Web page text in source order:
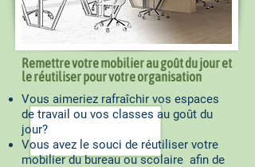
Remettre votre mobilier au goût du jour et
le réutiliser pour votre organisation
Vous aimeriez rafraîchir vos espaces
de travail ou vos classes au goût du
jour?
Vous avez le souci de réutiliser votre
mobilier du bureau ou scolaire afin de